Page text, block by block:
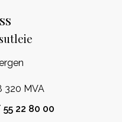
320 MVA
22 80 00